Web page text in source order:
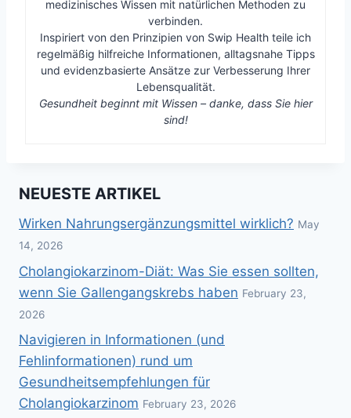
medizinisches Wissen mit natürlichen Methoden zu
verbinden.
Inspiriert von den Prinzipien von Swip Health teile ich
regelmäßig hilfreiche Informationen, alltagsnahe Tipps
und evidenzbasierte Ansätze zur Verbesserung Ihrer
Lebensqualität.
Gesundheit beginnt mit Wissen – danke, dass Sie hier
sind!
NEUESTE ARTIKEL
Wirken Nahrungsergänzungsmittel wirklich? May
14, 2026
Cholangiokarzinom-Diät: Was Sie essen sollten,
wenn Sie Gallengangskrebs haben February 23,
2026
Navigieren in Informationen (und
Fehlinformationen) rund um
Gesundheitsempfehlungen für
Cholangiokarzinom February 23, 2026